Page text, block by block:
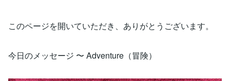
このページを開いていただき、ありがとうございます。
今日のメッセージ 〜 Adventure（冒険）